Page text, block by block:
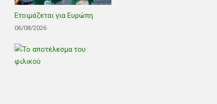
Ετοιμάζεται για Ευρώπη
06/08/2026